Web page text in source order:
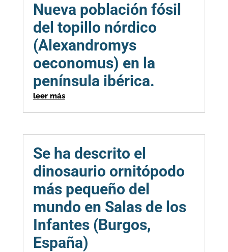
Nueva población fósil
del topillo nórdico
(Alexandromys
oeconomus) en la
península ibérica.
leer más
Se ha descrito el
dinosaurio ornitópodo
más pequeño del
mundo en Salas de los
Infantes (Burgos,
España)